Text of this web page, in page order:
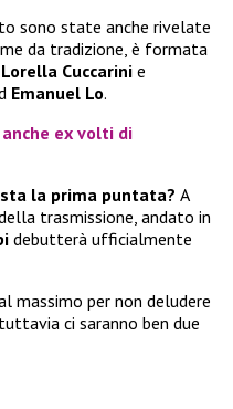
sono state anche rivelate
da tradizione, è formata
Lorella Cuccarini e
Emanuel Lo.
ex volti di
la prima puntata? A
trasmissione, andato in
debutterà ufficialmente
massimo per non deludere
ci saranno ben due